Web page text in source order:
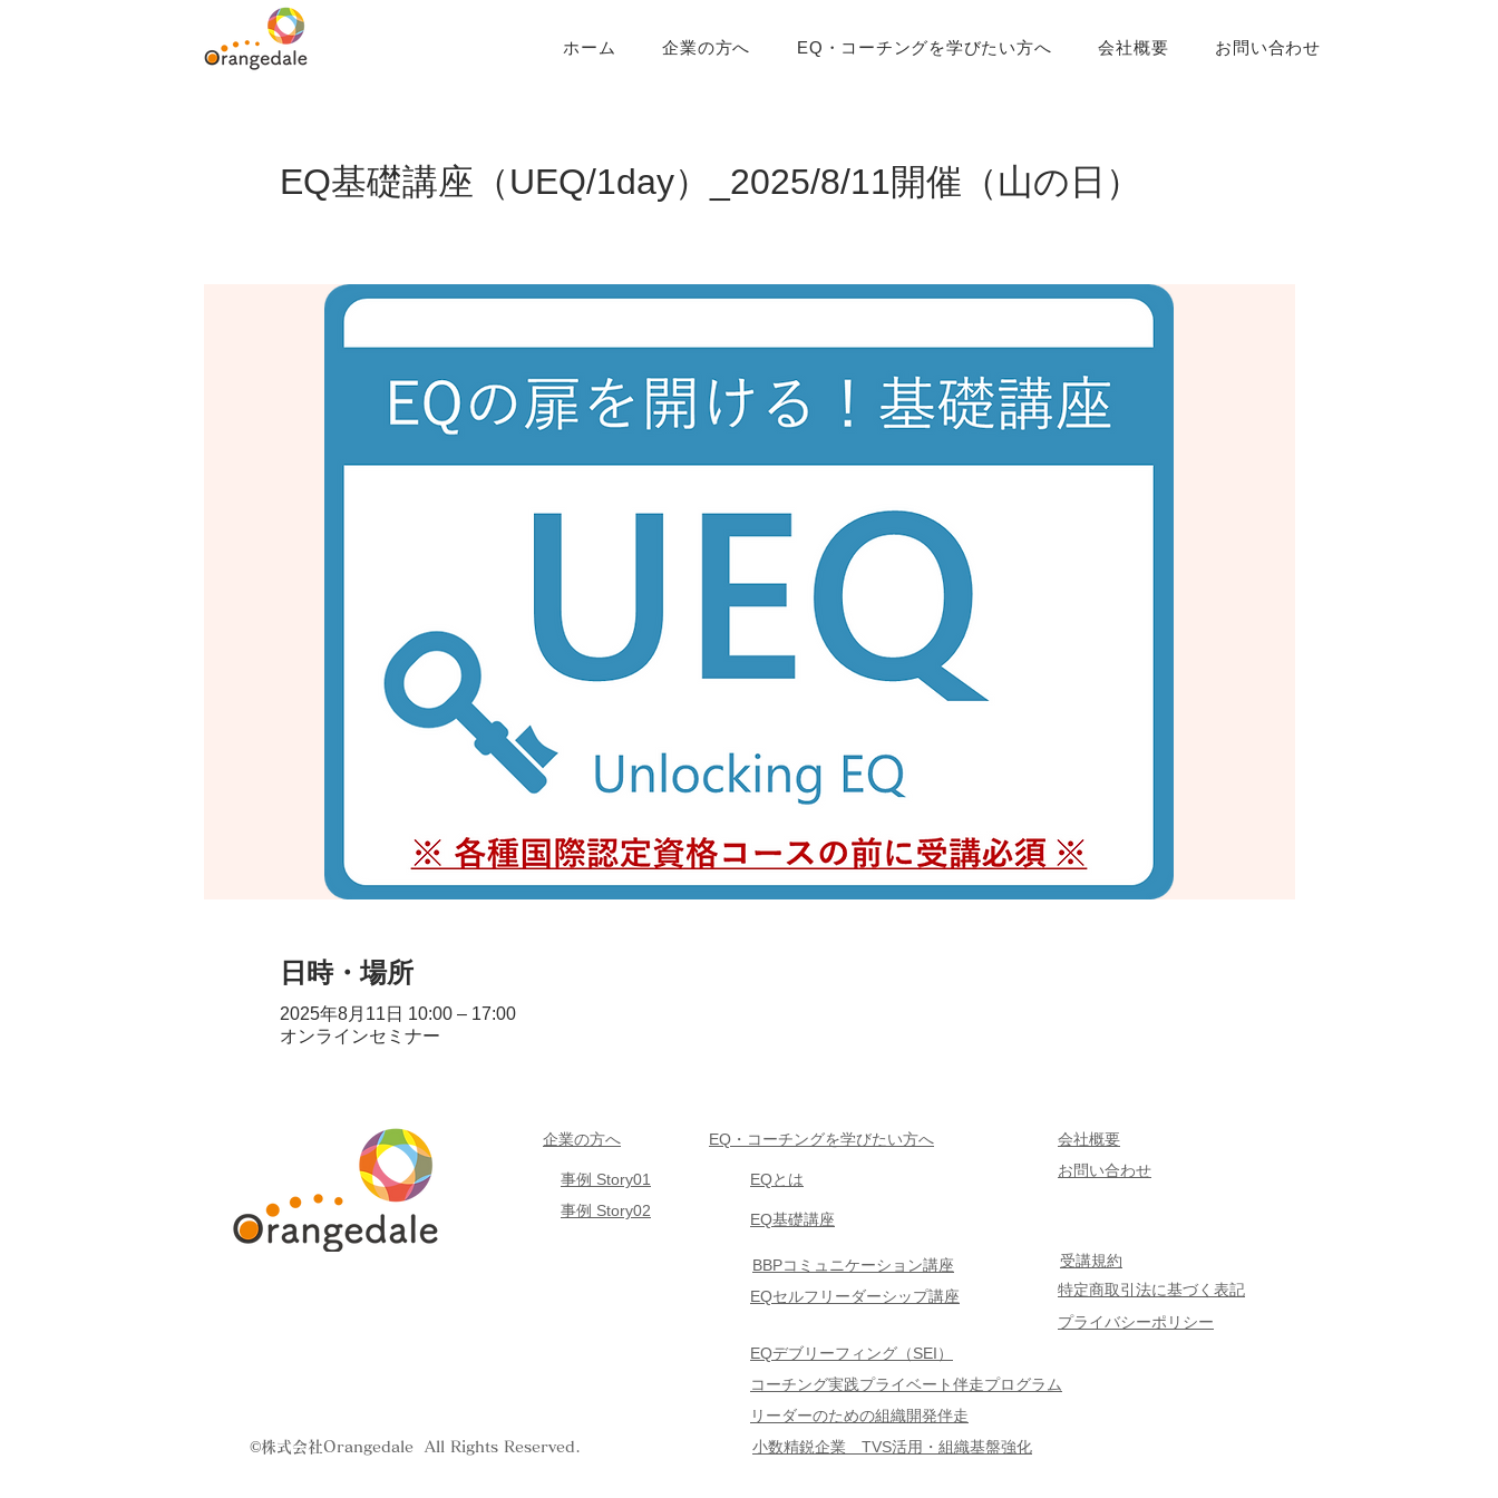
ホーム 企業の方へ EQ・コーチングを学びたい方へ 会社概要 お問い合わせ
EQ基礎講座（UEQ/1day）_2025/8/11開催（山の日）
日時・場所
2025年8月11日 10:00 – 17:00
オンラインセミナー
企業の方へ EQ・コーチングを学びたい方へ
事例 Story01
事例 Story02
EQとは
EQ基礎講座
BBPコミュニケーション講座
EQセルフリーダーシップ講座
会社概要
​お問い合わせ
特定商取引法に基づく表記
受講規約
プライバシーポリシー
EQデブリーフィング（SEI）
コーチング実践プライベート伴走プログラム
リーダーのための組織開発伴走
©株式会社Orangedale All Rights Reserved. 小数精鋭企業 TVS活用・組織基盤強化